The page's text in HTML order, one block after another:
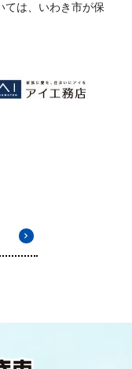
ては、いわき市が保